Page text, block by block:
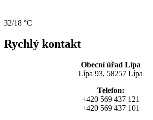
32/18 °C
Rychlý kontakt
Obecní úřad Lípa
Lípa 93, 58257 Lípa
Telefon:
+420 569 437 121
+420 569 437 101